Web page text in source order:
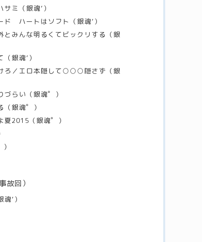
ミ（銀魂’）
ハートはソフト（銀魂’）
みんな明るくてビックリする（銀
銀魂’）
ろ／エロ本隠して○○○隠さず（銀
らい（銀魂゜）
銀魂゜）
2015（銀魂゜）
故回）
’）